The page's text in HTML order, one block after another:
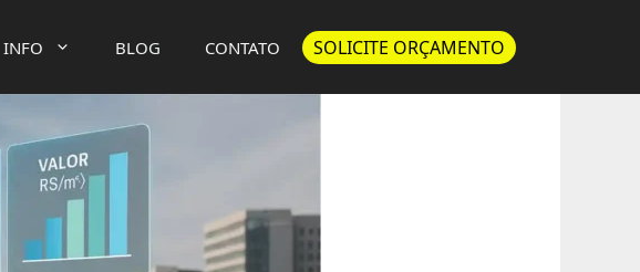
INFO BLOG CONTATO SOLICITE ORÇAMENTO